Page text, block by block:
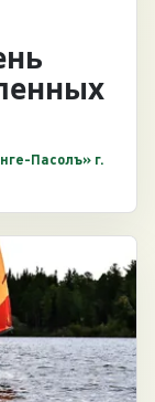
Пасолъ» г.